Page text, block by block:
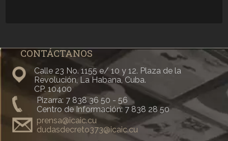
CONTÁCTANOS
Calle 23 No. 1155 e/ 10 y 12. Plaza de la
Revolución, La Habana, Cuba.
CP. 10400
Pizarra: 7 838 36 50 - 56
Centro de Información: 7 838 28 50
prensa@icaic.cu
dudasdecreto373@icaic.cu